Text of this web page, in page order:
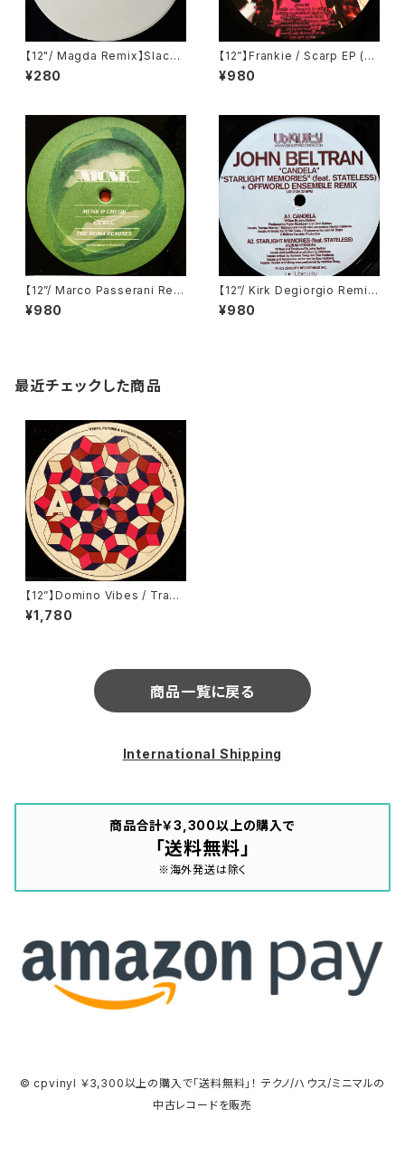
【12"/ Magda Remix】Slackn
oise / Wanda's Wig Wax (M
ixes) (Underl_ne) (UND00
¥280
【12”】Frankie / Scarp EP (Fa
ste Music) (FASTE01)
¥980
【12”/ Marco Passerani Rem
ix】Munk & Chloé / Ce Kul
(The Roma Remixes) (Gom
¥980
【12”/ Kirk Degiorgio Remi
x】John Beltran / Candela /
Starlight Memories (Ubiqui
¥980
最近チェックした商品
【12”】Domino Vibes / Trans
cendental EP (Domino Rec
ords RO) (DOM002)
¥1,780
商品一覧に戻る
International Shipping
商品合計￥3,300以上の購入で
「送料無料」
※海外発送は除く
© cpvinyl ￥3,300以上の購入で「送料無料」！ テクノ/ハウス/ミニマルの
中古レコードを販売